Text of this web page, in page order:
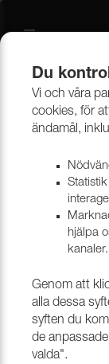
Du
Vi och våra
cookies, för
ändamål,
hjälpa
kanaler.
Genom att
alla dessa
syften du
de
valda".